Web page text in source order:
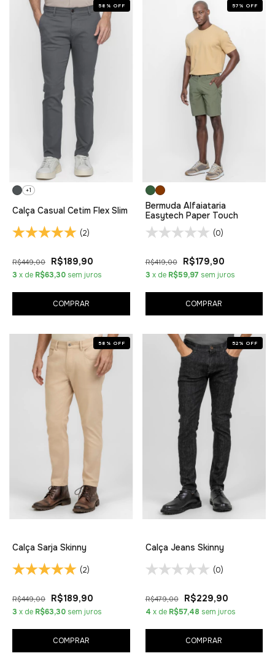
58 % OFF
+1
Calça Casual Cetim Flex Slim
(2)
R$449,00 R$189,90
3 x de R$63,30 sem juros
COMPRAR
57 % OFF
Bermuda Alfaiataria
Easytech Paper Touch
(0)
R$419,00 R$179,90
3 x de R$59,97 sem juros
COMPRAR
58 % OFF
Calça Sarja Skinny
(2)
R$449,00 R$189,90
3 x de R$63,30 sem juros
COMPRAR
52 % OFF
Calça Jeans Skinny
(0)
R$479,00 R$229,90
4 x de R$57,48 sem juros
COMPRAR